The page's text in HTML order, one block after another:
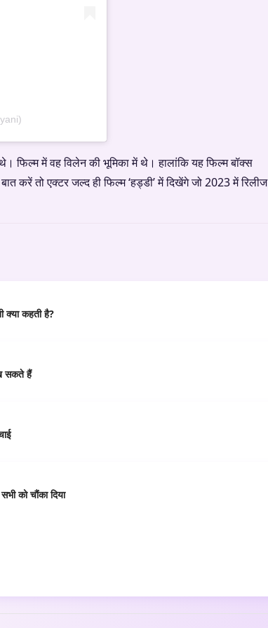
थे। फिल्म में वह विलेन की भूमिका में थे। हालांकि यह फिल्म बॉक्स
करें तो एक्टर जल्द ही फिल्म ‘हड्डी’ में दिखेंगे जो 2023 में रिलीज
क्या कहती है?
सकते हैं
को चौंका दिया